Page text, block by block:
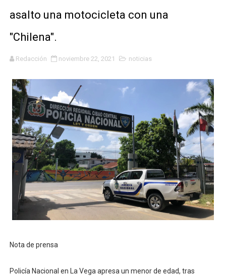
asalto una motocicleta con una
"Chilena".
Redacción noviembre 22, 2021 noticias
Nota de prensa
Policía Nacional en La Vega apresa un menor de edad, tras